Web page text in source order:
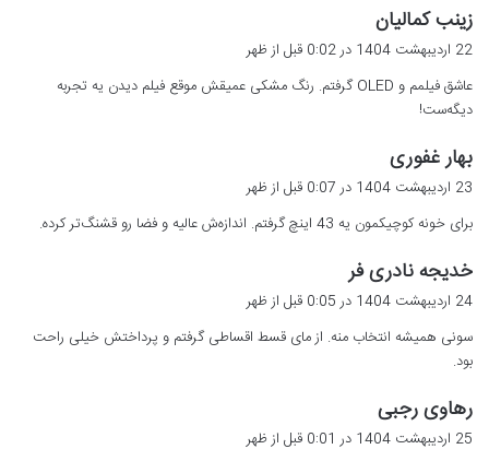
زینب کمالیان
ف
:
22 اردیبهشت 1404 در 0:02 قبل از ظهر
عاشق فیلمم و OLED گرفتم. رنگ مشکی عمیقش موقع فیلم دیدن یه تجربه
دیگه‌ست!
بهار غفوری
ف
:
23 اردیبهشت 1404 در 0:07 قبل از ظهر
برای خونه کوچیکمون یه 43 اینچ گرفتم. اندازه‌ش عالیه و فضا رو قشنگ‌تر کرده.
خدیجه نادری فر
ت
:
24 اردیبهشت 1404 در 0:05 قبل از ظهر
سونی همیشه انتخاب منه. از مای قسط اقساطی گرفتم و پرداختش خیلی راحت
بود.
رهاوی رجبی
ف
25 اردیبهشت 1404 در 0:01 قبل از ظهر